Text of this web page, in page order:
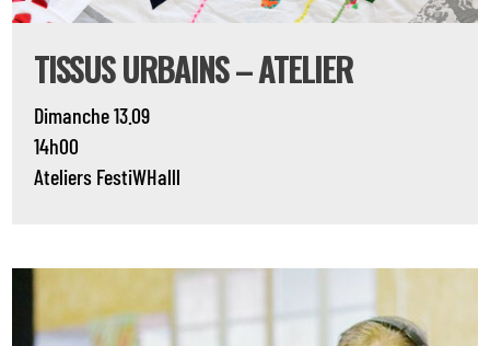
TISSUS URBAINS – ATELIER
Dimanche 13.09
14h00
Ateliers FestiWHalll